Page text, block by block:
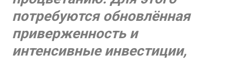
потребуются обновлённая
приверженность и
интенсивные инвестиции,